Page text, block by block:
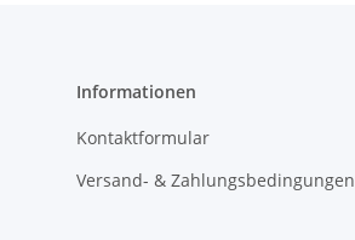
Informationen
Kontaktformular
Versand- & Zahlungsbedingungen